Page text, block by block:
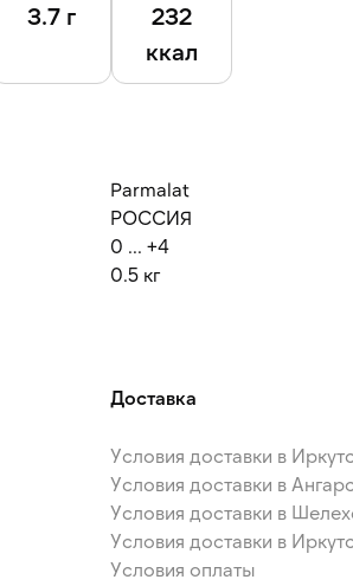
3.7 г
232
ккал
Parmalat
РОССИЯ
0 ... +4
0.5 кг
Доставка
Условия доставки в
Условия доставки в
Условия доставки в
Условия доставки в
Условия оплаты